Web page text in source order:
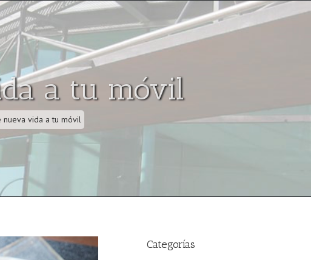
a tu móvil
nueva vida a tu móvil
Categorías